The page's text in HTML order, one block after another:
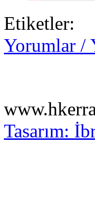
Etiketler:
Yorumlar /
Tasarım: